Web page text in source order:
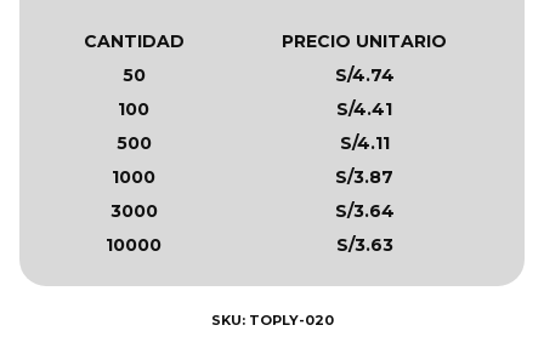
CANTIDAD
PRECIO UNITARIO
50
S/4.74
100
S/4.41
500
S/4.11
1000
S/3.87
3000
S/3.64
10000
S/3.63
SKU: TOPLY-020